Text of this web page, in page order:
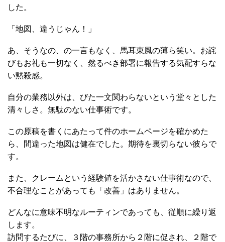
した。
「地図、違うじゃん！」
あ、そうなの、の一言もなく、馬耳東風の薄ら笑い。お詫
びもお礼も一切なく、然るべき部署に報告する気配すらな
い黙殺感。
自分の業務以外は、びた一文関わらないという堂々とした
清々しさ。無駄のない仕事術です。
この原稿を書くにあたって件のホームページを確かめた
ら、間違った地図は健在でした。期待を裏切らない彼らで
す。
また、クレームという経験値を活かさない仕事術なので、
不合理なことがあっても「改善」はありません。
どんなに意味不明なルーティンであっても、従順に繰り返
します。
訪問するたびに、３階の事務所から２階に促され、２階で